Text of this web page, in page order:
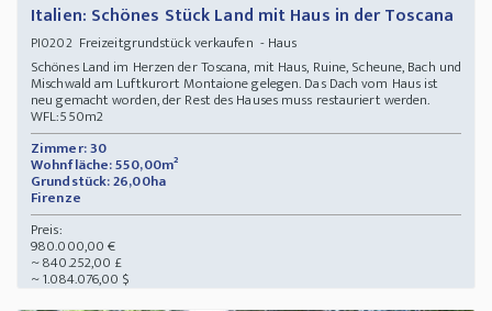
Italien: Schönes Stück Land mit Haus in der Toscana
PI0202Freizeitgrundstück verkaufen - Haus
Schönes Land im Herzen der Toscana, mit Haus, Ruine, Scheune, Bach und
Mischwald am Luftkurort Montaione gelegen. Das Dach vom Haus ist
neu gemacht worden, der Rest des Hauses muss restauriert werden.
WFL:550m2
Zimmer: 30
Wohnfläche: 550,00m²
Grundstück: 26,00ha
Firenze
Preis:
980.000,00 €
~ 840.252,00 £
~ 1.084.076,00 $